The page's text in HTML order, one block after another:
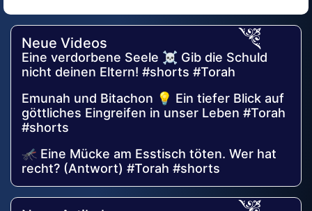
Alternative:
Neue Videos
Eine verdorbene Seele ☠️ Gib die Schuld
nicht deinen Eltern! #shorts #Torah
Emunah und Bitachon 💡 Ein tiefer Blick auf
göttliches Eingreifen in unser Leben #Torah
#shorts
🦟 Eine Mücke am Esstisch töten. Wer hat
recht? (Antwort) #Torah #shorts